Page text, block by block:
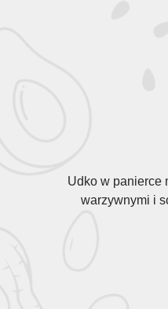
Udko w panierce
warzywnymi i